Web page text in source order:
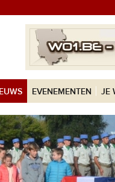
EVENEMENTEN JE